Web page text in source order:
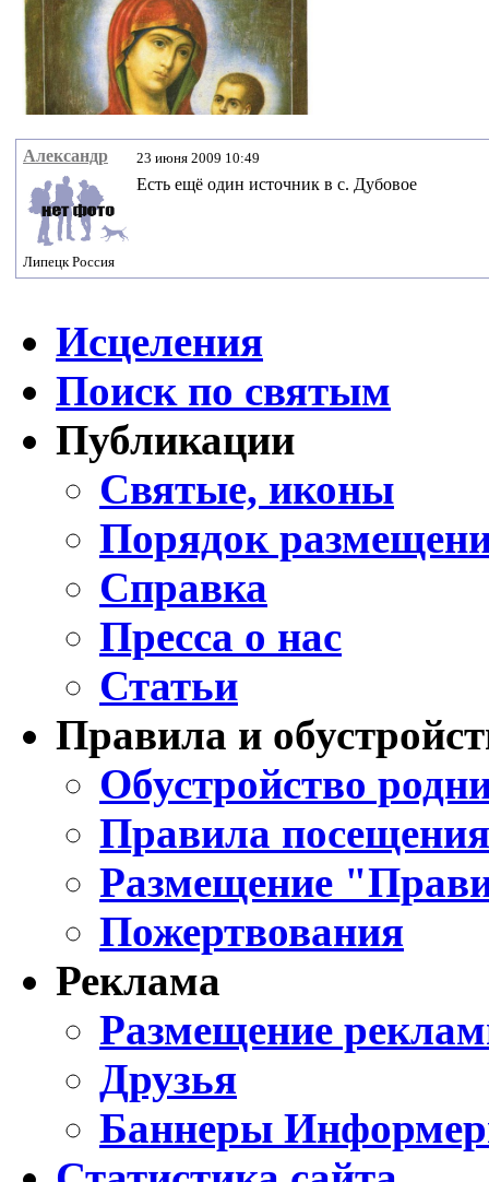
Александр
Липецк Россия
23 июня 2009 10:49
Есть ещё один источник в с. Дубовое
Исцеления
Поиск по святым
Публикации
Святые, иконы
Порядок
Справка
Пресса о нас
Статьи
Правила и
Обустройство
Правила
Размещение
Пожертвования
Реклама
Размещение
Друзья
Баннеры